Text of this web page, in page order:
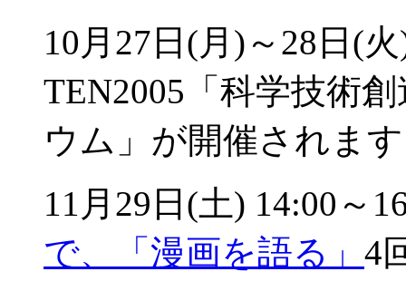
10月27日(月)～28日(
TEN2005「科学技術
ウム」が開催されま
11月29日(土) 14:00～
で、「漫画を語る」 4